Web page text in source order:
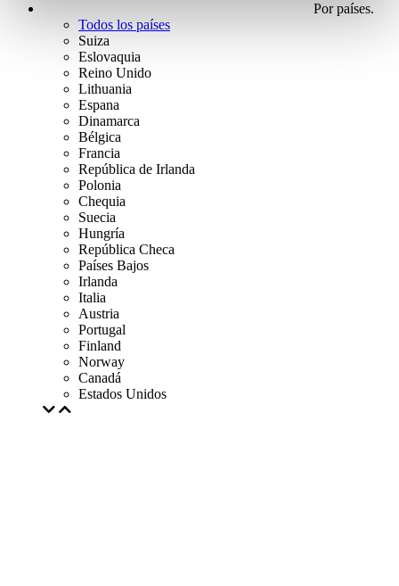
Por países.
Todos los países
Suiza
Eslovaquia
Reino Unido
Lithuania
Espana
Dinamarca
Bélgica
Francia
República de Irlanda
Polonia
Chequia
Suecia
Hungría
República Checa
Países Bajos
Irlanda
Italia
Austria
Portugal
Finland
Norway
Canadá
Estados Unidos